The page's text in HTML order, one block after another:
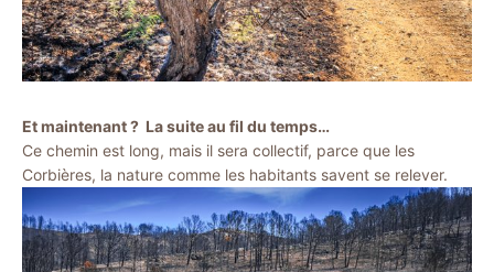
Et maintenant ? La suite au fil du temps…
Ce chemin est long, mais il sera collectif, parce que les
Corbières, la nature comme les habitants savent se relever.